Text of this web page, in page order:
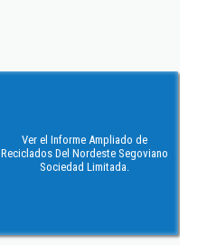
Ver el Informe Ampliado de
Reciclados Del Nordeste Segoviano
Sociedad Limitada.